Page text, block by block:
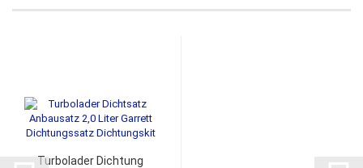
Turbolader Dichtung